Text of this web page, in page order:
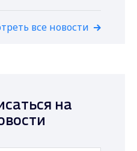
все новости
на